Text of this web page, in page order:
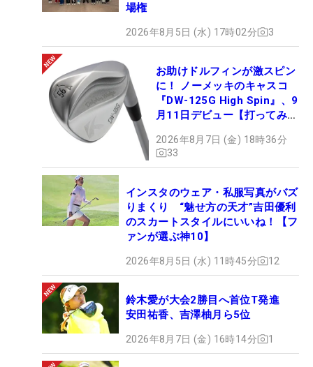
場権
2026年8月5日 (水) 17時02分 3
お助けドルフィンが激スピン
に！ ノーメッキのキャスコ
『DW-125G High Spin』、9
月11日デビュー【打ってみ
2026年8月7日 (金) 18時36分
33
インスタのウェア・私服写真がバズ
りまくり “魅せ方の天才”吉田優利
のスカートスタイルにいいね！【フ
ァンが選ぶ神10】
2026年8月5日 (水) 11時45分 12
鈴木愛が大会2勝目へ首位T発進
安田祐香、吉澤柚月ら5位
2026年8月7日 (金) 16時14分 1